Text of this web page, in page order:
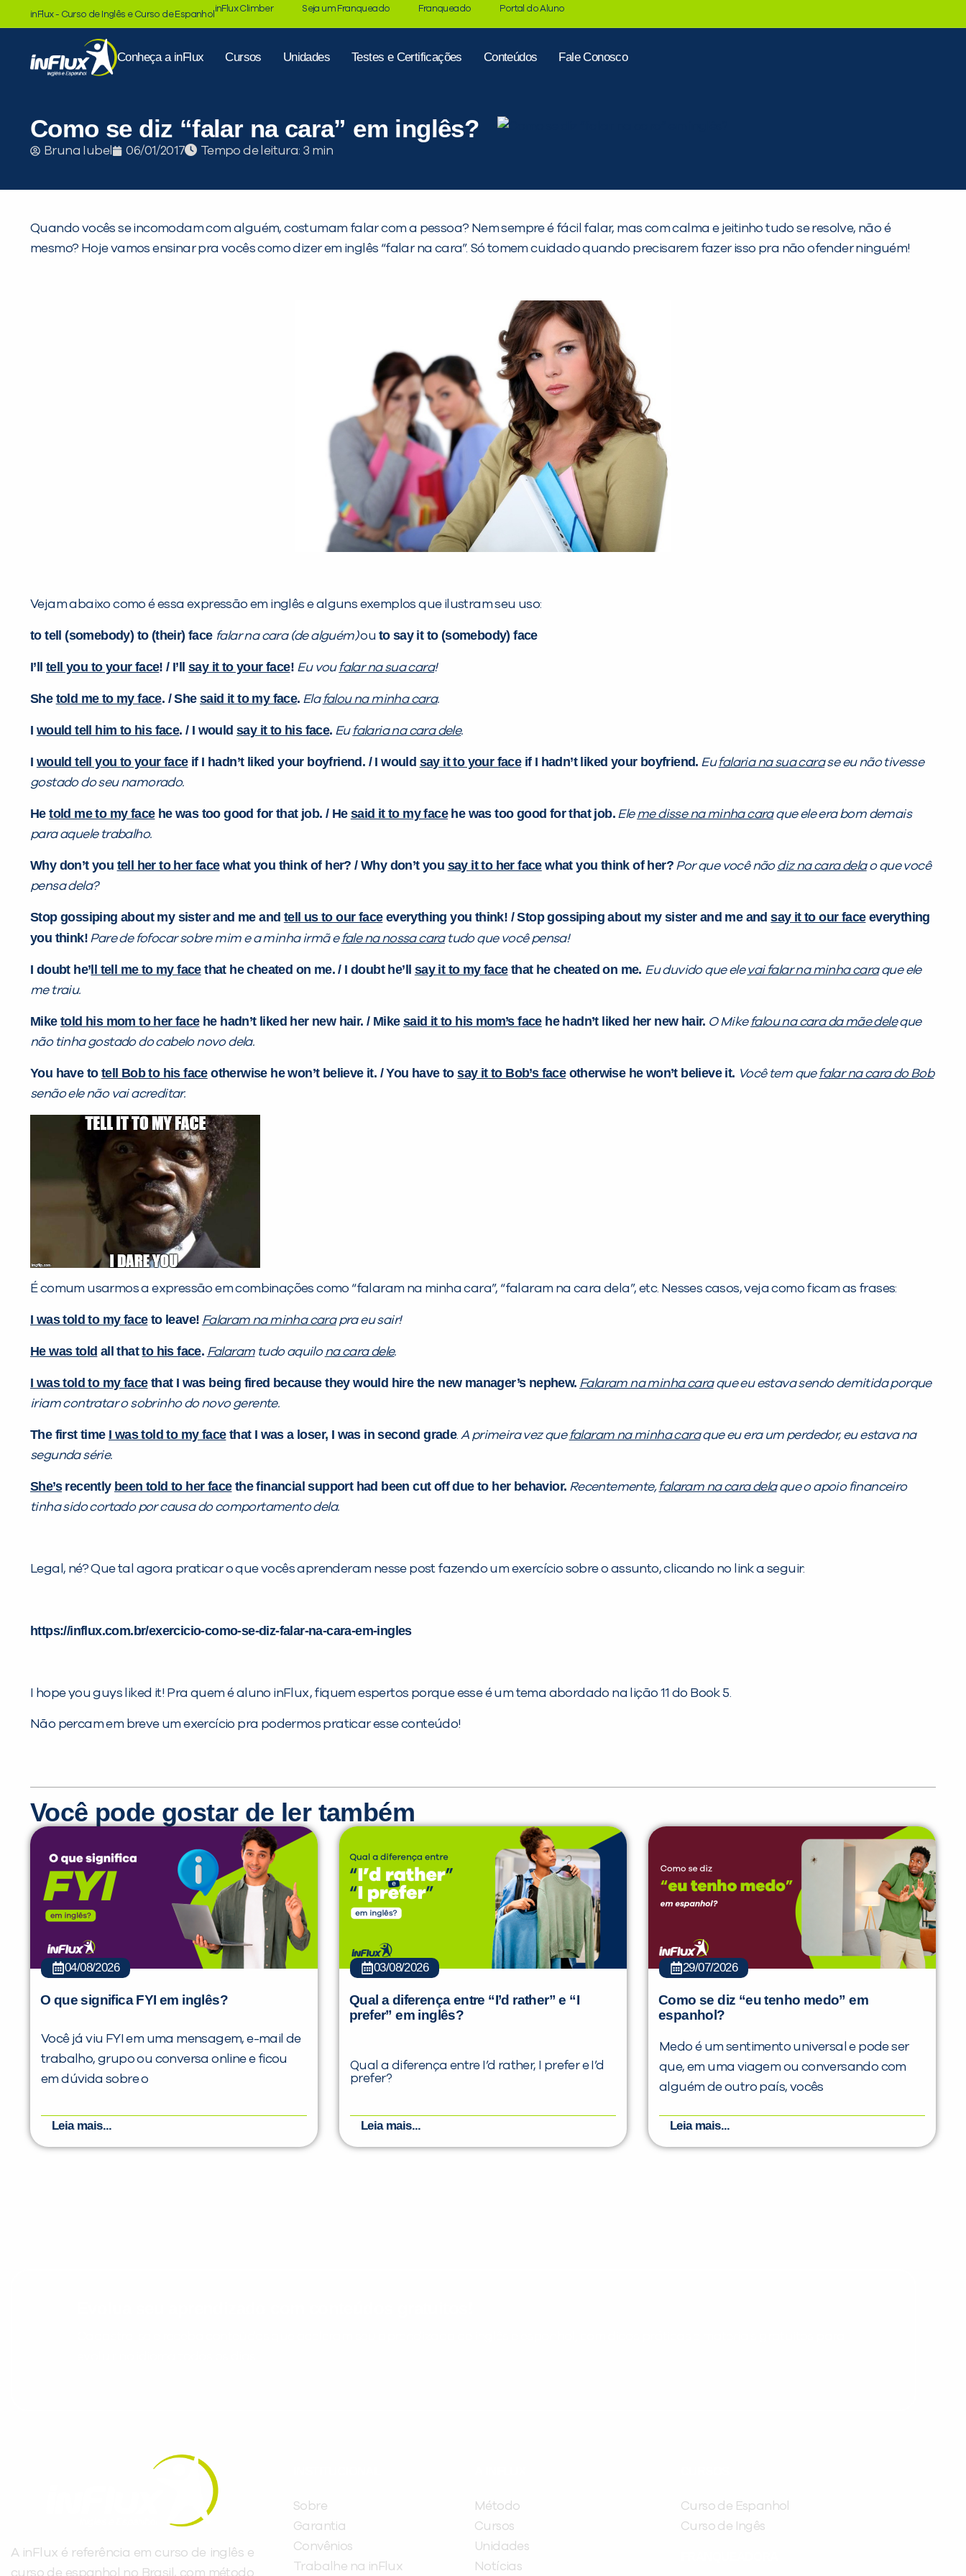
inFlux - Curso de Inglês e Curso de Espanhol
inFlux Climber Seja um Franqueado Franqueado Portal do Aluno
Conheça a inFlux Cursos Unidades Testes e Certificações Conteúdos Fale Conosco
Como se diz “falar na cara” em inglês?
Bruna Iubel 06/01/2017 Tempo de leitura:
Quando vocês se incomodam com alguém, costumam falar com a pessoa? Nem sempre é fácil falar, mas com calma e jeitinho tudo se resolve, não é
mesmo? Hoje vamos ensinar pra vocês como dizer em inglês “falar na cara”. Só tomem cuidado quando precisarem fazer isso pra não ofender ninguém!
Vejam abaixo como é essa expressão em inglês e alguns exemplos que ilustram seu uso:
to tell (somebody) to (their) face falar na cara (de alguém)ou to say it to (somebody) face
I’ll tell you to your face! / I’llsay it to your face! Eu vou falar na sua cara!
She told me to my face. / Shesaid it to my face. Ela falou na minha cara.
I would tell him to his face. / I wouldsay it to his face. Eu falaria na cara dele.
I would tell you to your faceif I hadn’t liked your boyfriend. / I would say it to your faceif I hadn’t liked your boyfriend. Eufalaria na sua carase eu não tivesse
gostado do seu namorado.
Hetold me to my facehe was too good for that job. / He said it to my facehe was too good for that job. Ele me disse na minha caraque ele era bom demais
para aquele trabalho.
Why don’t you tell her to her facewhat you thinkof her? / Why don’t you say it to her facewhat you think of her? Por que você nãodiz na cara delao que você
pensa dela?
Stop gossiping about my sister and me and tell us to our faceeverything you think! / Stop gossiping about my sister and me andsay it to our faceeverything
you think! Pare de fofocar sobre mim e a minha irmã e fale na nossa caratudo que você pensa!
I doubt he’ll tell me to my facethat he cheated on me. / I doubt he’ll say it to my facethat he cheated on me. Eu duvido que elevai falar na minha caraque ele
me traiu.
Mike told his mom to her facehe hadn’t liked her new hair. / Mike said it to his mom’s facehe hadn’t liked her new hair. O Mike falou na cara da mãe deleque
não tinha gostado do cabelo novo dela.
You have to tell Bob to his face otherwisehe won’t believe it. / You have tosay it to Bob’s faceotherwise he won’t believe it. Você tem que falar na cara do Bob
senão ele não vai acreditar.
É comum usarmos a expressão em combinações como “falaram na minha cara”, “falaram na cara dela”, etc. Nesses casos, veja como ficam as frases:
I was told to my faceto leave! Falaram na minha carapra eu sair!
He was told all thatto his face. Falaramtudo aquilona cara dele.
I was told to my facethat I was being fired because they would hire the new manager’s nephew. Falaram na minha caraque eu estava sendo demitida porque
iriam contratar o sobrinho do novo gerente.
The first time I was told to my facethat I was a loser, I was in second grade.A primeira vez que falaram na minha caraque eu era um perdedor, eu estava na
segunda série.
She’srecently been told to her facethe financial support had been cut off due to her behavior. Recentemente, falaram na cara delaque o apoio financeiro
tinha sido cortado por causa do comportamento dela.
Legal, né? Que tal agora praticar o que vocês aprenderam nesse post fazendo um exercício sobre o assunto, clicando no link a seguir:
https://influx.com.br/exercicio-como-se-diz-falar-na-cara-em-ingles
I hope you guys liked it! Pra quem é aluno inFlux, fiquem espertos porque esse é um tema abordado na lição 11 do Book 5.
Não percam em breve um exercício pra podermos praticar esse conteúdo!
Você pode gostar de ler também
04/08/2026
O que significa FYI em inglês?
Você já viu FYI em uma mensagem, e-mail de
trabalho, grupo ou conversa online e ficou
em dúvida sobre o
Leia mais...
03/08/2026
Qual a diferença entre “I’d rather” e “I
prefer” em inglês?
Qual a diferença entre I’d rather, I prefer e I’d
prefer?
Leia mais...
29/07/2026
Como se diz “eu tenho medo” em
espanhol?
Medo é um sentimento universal e pode ser
que, em uma viagem ou conversando com
alguém de outro país, vocês
Leia mais...
A inFlux é referência em curso de inglês e
curso de espanhol no Brasil, com método
Sobre
Garantia
Convênios
Trabalhe na inFlux
Método
Cursos
Unidades
Notícias
Curso de Espanhol
Curso de Ingês
PEÇA UMA DEMONSTRAÇÃO DE MÉTODO